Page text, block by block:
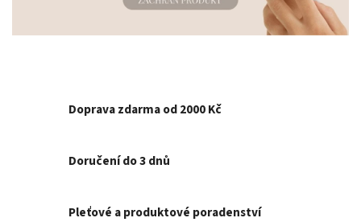
Doprava zdarma od 2000 Kč
Doručení do 3 dnů
Pleťové a produktové poradenství